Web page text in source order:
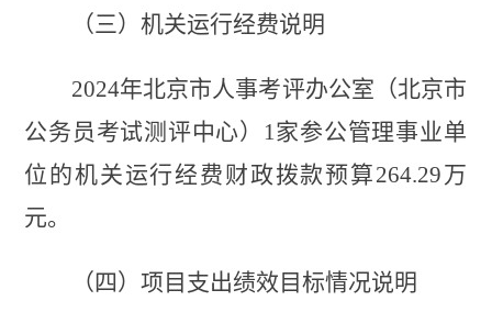
（三）机关运行经费说明
2024年北京市人事考评办公室（北京市
公务员考试测评中心）1家参公管理事业单
位的机关运行经费财政拨款预算264.29万
元。
（四）项目支出绩效目标情况说明